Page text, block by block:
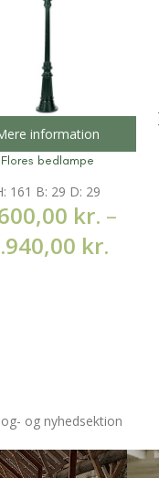
information
Flores bedlampe
161 B: 29 D: 29
kr. –
kr.
og nyhedsektion